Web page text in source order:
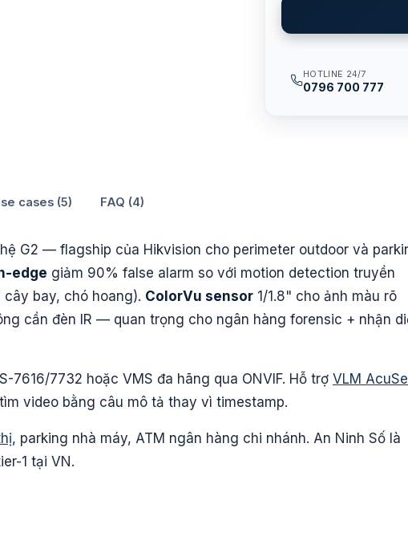
HOTLINE 24/7
0796 700 777
cases (5) FAQ (4)
G2 — flagship của Hikvision cho perimeter outdoor và
edge giảm 90% false alarm so với motion detection truyền
bay, chó hoang). ColorVu sensor 1/1.8" cho ảnh màu rõ
cần đèn IR — quan trọng cho ngân hàng forensic + nhận
7616/7732 hoặc VMS đa hãng qua ONVIF. Hỗ trợ VLM
video bằng câu mô tả thay vì timestamp.
, parking nhà máy, ATM ngân hàng chi nhánh. An Ninh Số là
1 tại VN.